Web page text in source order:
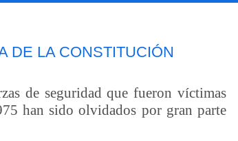
DE LA CONSTITUCIÓN
de seguridad que fueron víctimas
han sido olvidados por gran parte